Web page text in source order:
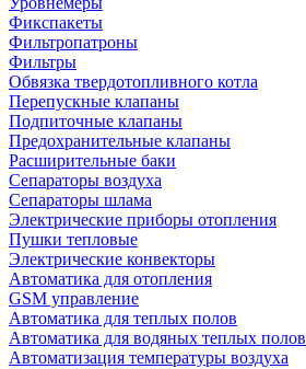
Фикспакеты
Фильтропатроны
Фильтры
Обвязка твердотопливного котла
Перепускные клапаны
Подпиточные клапаны
Предохранительные клапаны
Расширительные баки
Сепараторы воздуха
Сепараторы шлама
Электрические приборы отопления
Пушки тепловые
Электрические конвекторы
Автоматика для отопления
GSM управление
Автоматика для теплых полов
Автоматика для водяных теплых полов
Автоматизация температуры воздуха